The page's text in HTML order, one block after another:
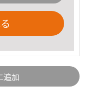
追加